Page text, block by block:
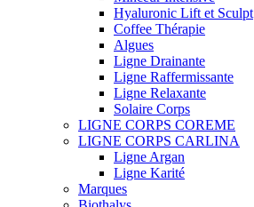
Hyaluronic Lift et Sculpt
Coffee Thérapie
Algues
Ligne Drainante
Ligne Raffermissante
Ligne Relaxante
Solaire Corps
LIGNE CORPS COREME
LIGNE CORPS CARLINA
Ligne Argan
Ligne Karité
Marques